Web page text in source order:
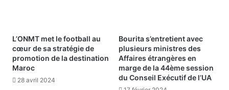
L’ONMT met le football au
cœur de sa stratégie de
promotion de la destination
Maroc
28 avril 2024
Bourita s’entretient avec
plusieurs ministres des
Affaires étrangères en
marge de la 44ème session
du Conseil Exécutif de l’UA